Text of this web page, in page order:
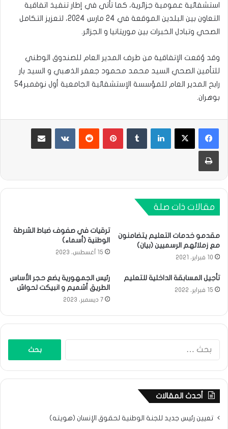
استشفائية عمومية جزائرية، كما تأتي في إطار تنفيذ اتفاقية
التعاون بين البلدين الموقعة في 24 مارس 2024، لتعزيز التكامل
الصحي وتبادل الخبرات بين موريتانيا و الجزائر.
وقد وُقعت الإتفاقية من طرف المدير العام للصندوق الوطني
للتأمين الصحي السيد محمد محمود جعفر الذهبي و السيد بار
رابح المدير العام للمؤسسة الإستشفائية الجامعية أول نوفمبر54
بوهران.
لينكدإن بينتيريست مشاركة عبر البريد
طباعة
مقالات ذات صلة
مقدمو خدمات التعليم يتضامنون
مع زملائهم الرسميين (بيان)
10 فبراير، 2021
ترقيات في صفوف ضباط الشرطة
الوطنية (أسماء)
15 أغسطس، 2023
تأجيل المسابقة الداخلية للتعليم
15 فبراير، 2022
رئيس الجمهورية يضع حجر الأساس
الطريق أشميم و انبيكت لحواش
7 ديسمبر، 2023
أحدث المقالات
تعيين رئيس جديد للجنة الوطنية لحقوق الإنسان (هويته)